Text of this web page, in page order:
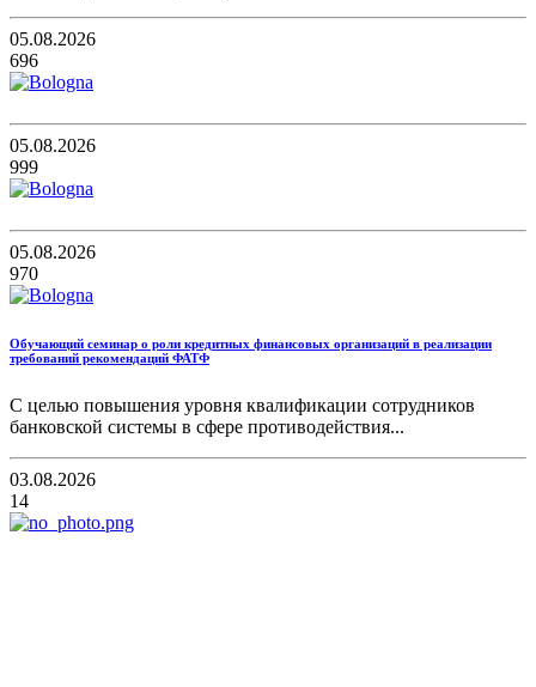
05.08.2026
696
05.08.2026
999
05.08.2026
970
Обучающий семинар о роли кредитных финансовых организаций в реализации
требований рекомендаций ФАТФ
С целью повышения уровня квалификации сотрудников
банковской системы в сфере противодействия...
03.08.2026
14